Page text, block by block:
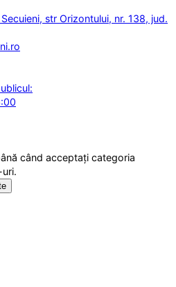
str Orizontului, nr. 138, jud.
când acceptați categoria